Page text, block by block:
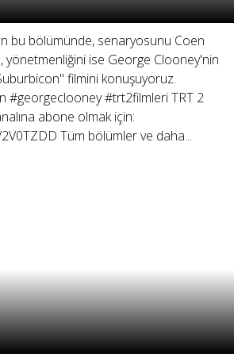
bu bölümünde, senaryosunu Coen
yönetmenliğini ise George Clooney'nin
filmini konuşuyoruz.
#georgeclooney #trt2filmleri TRT 2
abone olmak için:
Tüm bölümler ve daha...